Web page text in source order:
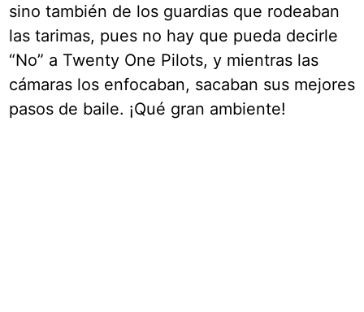
sino también de los guardias que rodeaban
las tarimas, pues no hay que pueda decirle
“No” a Twenty One Pilots, y mientras las
cámaras los enfocaban, sacaban sus mejores
pasos de baile. ¡Qué gran ambiente!